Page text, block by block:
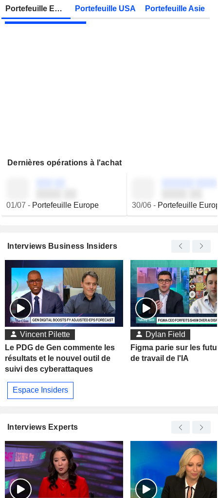
JBS N.V. Publication des résultats - Q2 2026
Portefeuille Europe Portefeuille USA Portefeuille Asie
Dernières opérations à l'achat
01/07 - Portefeuille Europe 30/06- Portefeuille
Interviews Business Insiders
Vincent Pilette
Le PDG de Gen commente les
résultats et le nouvel outil de
suivi des cyberattaques
Dylan Field
Figma parie sur les
de travail de l'IA
Espace Insiders
Interviews Experts